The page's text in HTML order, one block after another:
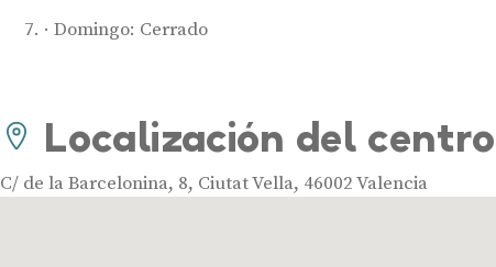
Domingo: Cerrado
Localización del centro
C/ de la Barcelonina, 8, Ciutat Vella, 46002 Valencia